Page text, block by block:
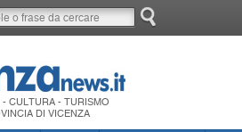
CULTURA - TURISMO
DI VICENZA